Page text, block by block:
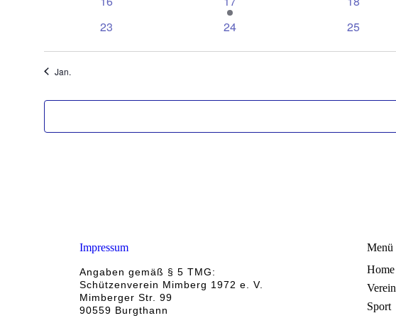
Veranstaltung
0
23
0
24
0
25
Jan.
Impressum
Angaben gemäß § 5 TMG:
Schützenverein Mimberg 1972 e. V.
Mimberger Str. 99
90559 Burgthann
Menü
Home
Verein
Sport